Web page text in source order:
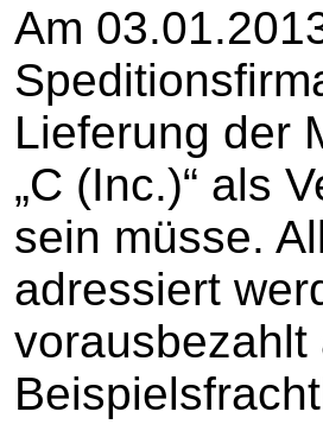
Am
Lieferung der
„C (Inc.)“ als
sein müsse.
adressiert